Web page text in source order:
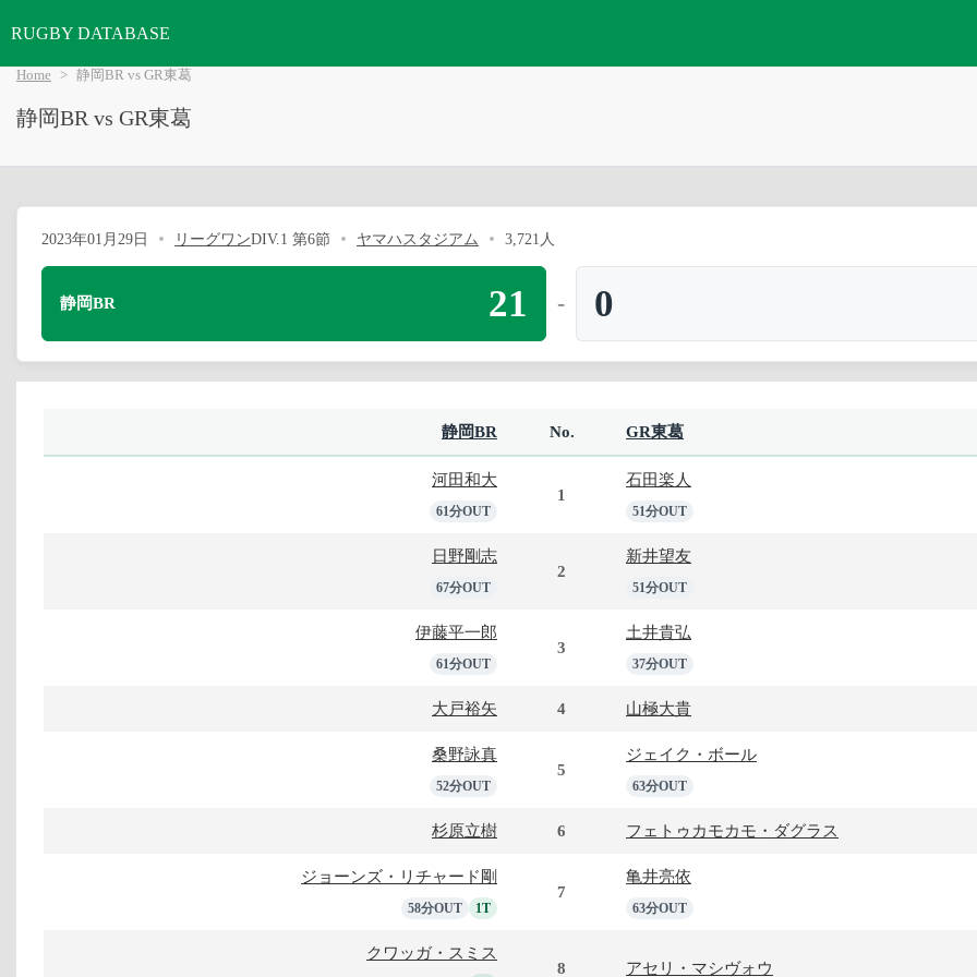
RUGBY DATABASE
Home 静岡BR vs GR東葛
静岡BR vs GR東葛
2023年01月29日 リーグワンDIV.1 第6節 ヤマハスタジアム 3,721人
静岡BR 21 - 0
静岡BR No. GR東葛
河田和大
61分OUT
1
石田楽人
51分OUT
日野剛志
67分OUT
2
新井望友
51分OUT
伊藤平一郎
61分OUT
3
土井貴弘
37分OUT
大戸裕矢 4 山極大貴
桑野詠真
52分OUT
5
ジェイク・ボール
63分OUT
杉原立樹 6 フェトゥカモカモ・ダグラス
ジョーンズ・リチャード剛
58分OUT 1T
7
亀井亮依
63分OUT
クワッガ・スミス
8 アセリ・マシヴォウ